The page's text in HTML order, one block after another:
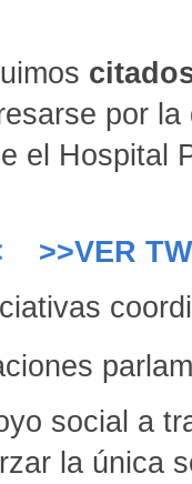
por la
el Hospital
>>VER
social a
la única